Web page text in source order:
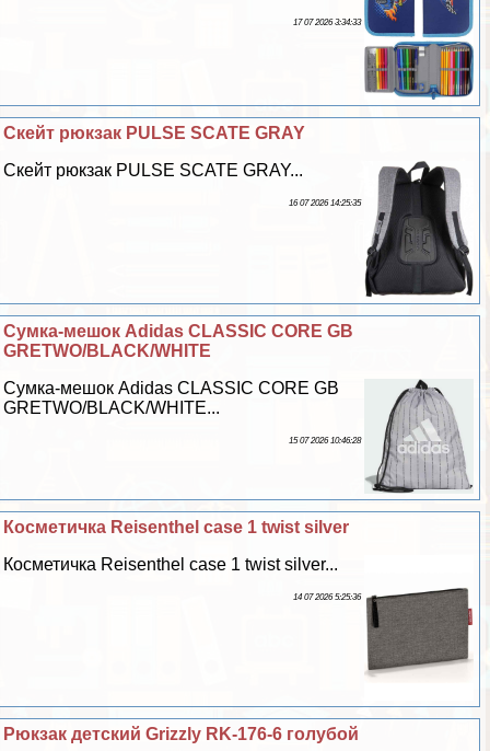
17 07 2026 3:34:33
Скейт рюкзак PULSE SCATE GRAY
Скейт рюкзак PULSE SCATE GRAY...
16 07 2026 14:25:35
Сумка-мешок Adidas CLASSIC CORE GB
GRETWO/BLACK/WHITE
Сумка-мешок Adidas CLASSIC CORE GB
GRETWO/BLACK/WHITE...
15 07 2026 10:46:28
Косметичка Reisenthel case 1 twist silver
Косметичка Reisenthel case 1 twist silver...
14 07 2026 5:25:36
Рюкзак детский Grizzly RK-176-6 гoлyбой